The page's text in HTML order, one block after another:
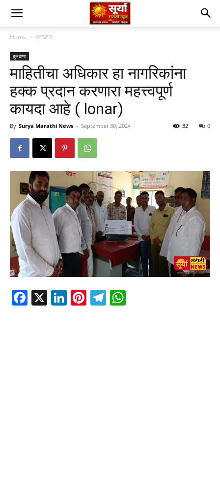
Home बुलढाणा
बुलढाणा
माहितीचा अधिकार हा नागरिकांना
हक्क प्रदान करणारा महत्त्वपूर्ण
कायदा आहे ( lonar)
By Surya Marathi News - September 30, 2024 0
32
Facebook
X LinkedIn
Pinterest
Telegram